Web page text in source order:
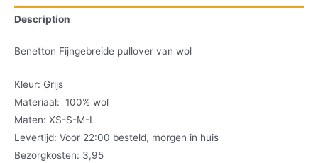
Description
Benetton Fijngebreide pullover van wol
Kleur: Grijs
Materiaal: 100% wol
Maten: XS-S-M-L
Levertijd: Voor 22:00 besteld, morgen in huis
Bezorgkosten: 3,95